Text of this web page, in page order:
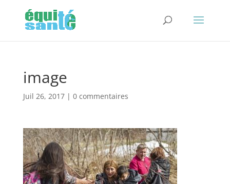
image
Juil 26, 2017| 0 commentaires